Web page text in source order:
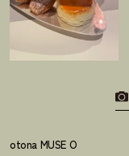
otona MUSE O